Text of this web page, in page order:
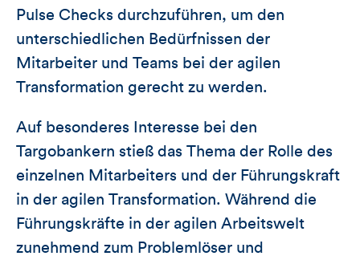
Pulse Checks durchzuführen, um den
unterschiedlichen Bedürfnissen der
Mitarbeiter und Teams bei der agilen
Transformation gerecht zu werden.
Auf besonderes Interesse bei den
Targobankern stieß das Thema der Rolle des
einzelnen Mitarbeiters und der Führungskraft
in der agilen Transformation. Während die
Führungskräfte in der agilen Arbeitswelt
zunehmend zum Problemlöser und